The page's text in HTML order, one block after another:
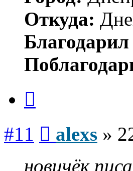
Откуда:
#11 alexs »
новичёк